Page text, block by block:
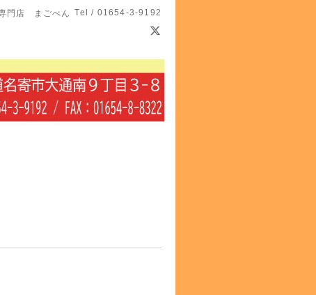
門店 まごべん Tel / 01654-3-9192